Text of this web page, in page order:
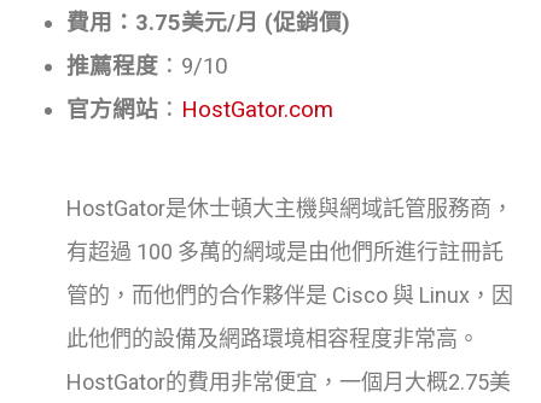
費用：3.75美元/月 (促銷價)
推薦程度 ：9/10
官方網站 ： HostGator.com
HostGator是休士頓大主機與網域託管服務商，
有超過 100 多萬的網域是由他們所進行註冊託
管的，而他們的合作夥伴是 Cisco 與 Linux，因
此他們的設備及網路環境相容程度非常高。
HostGator的費用非常便宜，一個月大概2.75美